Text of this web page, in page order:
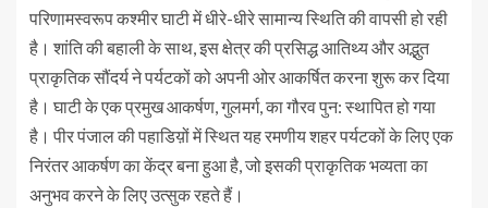
परिणामस्वरूप कश्मीर घाटी में धीरे-धीरे सामान्य स्थिति की वापसी हो रही
है। शांति की बहाली के साथ, इस क्षेत्र की प्रसिद्ध आतिथ्य और अद्भुत
प्राकृतिक सौंदर्य ने पर्यटकों को अपनी ओर आकर्षित करना शुरू कर दिया
है। घाटी के एक प्रमुख आकर्षण, गुलमर्ग, का गौरव पुन: स्थापित हो गया
है। पीर पंजाल की पहाडिय़ों में स्थित यह रमणीय शहर पर्यटकों के लिए एक
निरंतर आकर्षण का केंद्र बना हुआ है, जो इसकी प्राकृतिक भव्यता का
अनुभव करने के लिए उत्सुक रहते हैं।